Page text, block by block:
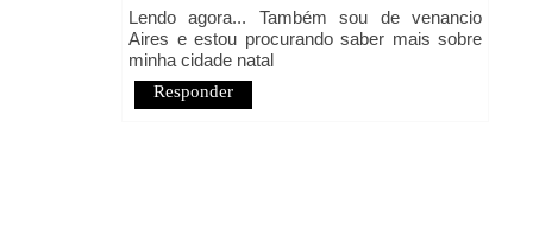
Lendo agora... Também sou de venancio
Aires e estou procurando saber mais sobre
minha cidade natal
Responder